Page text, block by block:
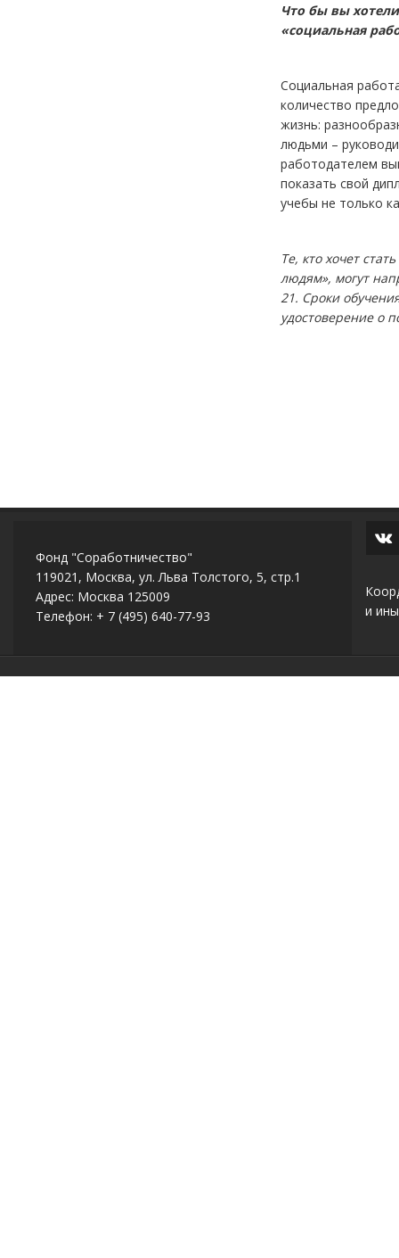
Что бы вы
«социальная
Социальная
количество
жизнь:
людьми –
работодателем
показать свой
учебы не только
Те, кто хочет
людям», могут
21. Сроки
удостоверение о
Фонд "Соработничество"
119021, Москва, ул. Льва Толстого, 5, стр.1
Адрес: Москва 125009
Телефон: + 7 (495) 640-77-93
и